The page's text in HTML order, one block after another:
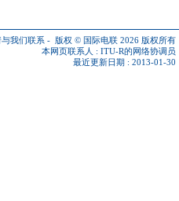
与我们联系 - 版权 © 国际电联 2026 版权所有
本网页联系人 : ITU-R的网络协调员
最近更新日期 : 2013-01-30